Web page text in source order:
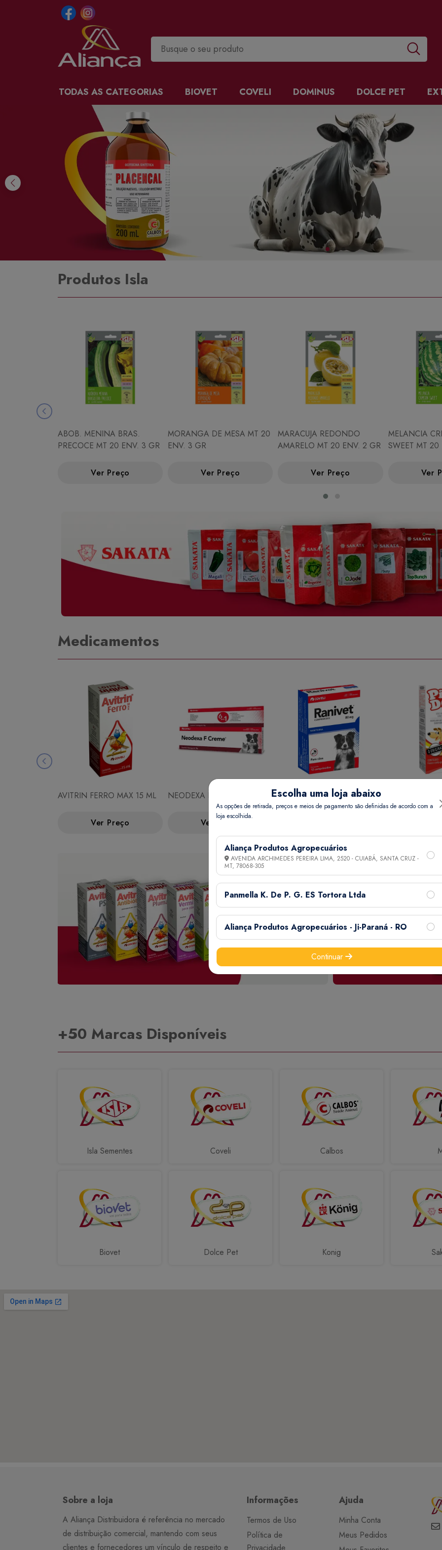
TODAS AS CATEGORIAS BIOVET COVELI DOMINUS DOLCE PET
Produtos Isla
ABOB. MENINA BRAS.
PRECOCE MT 20 ENV. 3 GR
Ver Preço
MORANGA DE MESA MT 20
ENV. 3 GR
Ver Preço
MARACUJA REDONDO
AMARELO MT 20 ENV. 2 GR
Ver Preço
MELANCIA
SWEET MT
Ver
Medicamentos
AVITRIN FERRO MAX 15 ML
Ver Preço
NEODEXA F CREME 15 GR
Ver Preço
RANIVET 80 MG COMP 12
Ver
+50 Marcas Disponíveis
Isla Sementes Coveli Calbos
Biovet Dolce Pet Konig
Sobre a loja
A Aliança Distribuidora é referência no mercado
de distribuição comercial, mantendo com seus
clientes e fornecedores um vínculo de respeito e
Informações
Termos de Uso
Política de
Privacidade
Ajuda
Minha Conta
Meus Pedidos
Escolha uma loja abaixo
As opções de retirada, preços e meios de pagamento são definidas de acordo com a
loja escolhida.
Aliança Produtos Agropecuários
AVENIDA ARCHIMEDES PEREIRA LIMA, 2520 - CUIABÁ, SANTA CRUZ -
MT, 78068-305
Panmella K. De P. G. ES Tortora Ltda
Aliança Produtos Agropecuários - Ji-Paraná - RO
Continuar